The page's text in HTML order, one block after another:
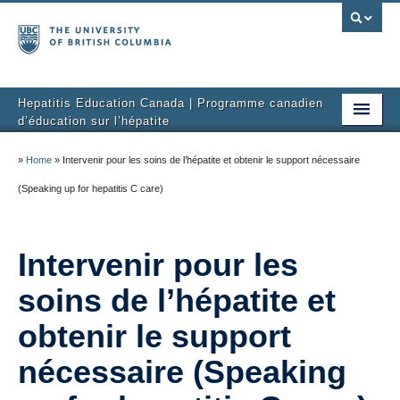
Hepatitis Education Canada | Programme canadien
d’éducation sur l’hépatite
About Us
Health Care Providers
Types of Viral Hepatitis
The Project
Resource Centre
» Home » Intervenir pour les soins de l’hépatite et obtenir le support nécessaire
(Speaking up for hepatitis C care)
Intervenir pour les
soins de l’hépatite et
obtenir le support
nécessaire (Speaking